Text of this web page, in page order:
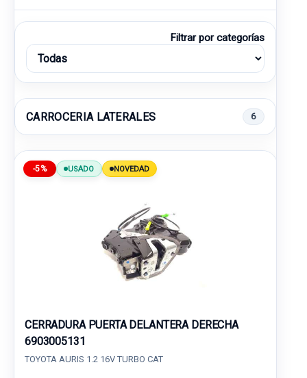
Filtrar por categorías
CARROCERIA LATERALES 6
-5% USADO NOVEDAD
CERRADURA PUERTA DELANTERA DERECHA
6903005131
TOYOTA AURIS 1.2 16V TURBO CAT